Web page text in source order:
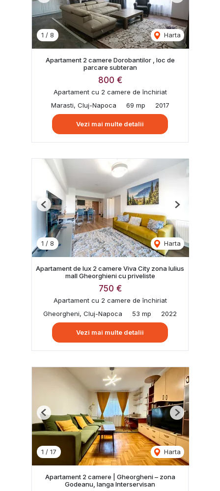
1 / 8 Harta
Apartament 2 camere Dorobantilor , loc de
parcare subteran
800 €
Apartament cu 2 camere de închiriat
Marasti, Cluj-Napoca
69 mp 2017
Vezi mai multe detalii
1 / 8 Harta
Previous Next
Apartament de lux 2 camere Viva City zona Iulius
mall Gheorghieni cu priveliste
750 €
Apartament cu 2 camere de închiriat
Gheorgheni, Cluj-Napoca
53 mp 2022
Vezi mai multe detalii
1 / 17 Harta
Previous Next
Apartament 2 camere | Gheorgheni – zona
Godeanu, langa Interservisan